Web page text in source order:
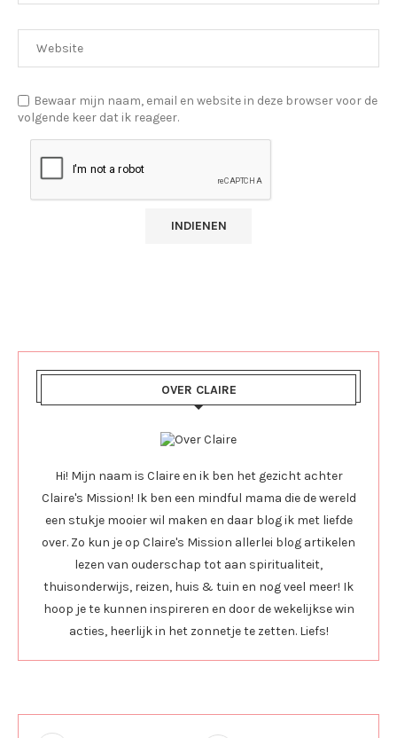
Bewaar mijn naam, email en website in deze browser voor de
volgende keer dat ik reageer.
OVER CLAIRE
Hi! Mijn naam is Claire en ik ben het gezicht achter
Claire's Mission! Ik ben een mindful mama die de wereld
een stukje mooier wil maken en daar blog ik met liefde
over. Zo kun je op Claire's Mission allerlei blog artikelen
lezen van ouderschap tot aan spiritualiteit,
thuisonderwijs, reizen, huis & tuin en nog veel meer! Ik
hoop je te kunnen inspireren en door de wekelijkse win
acties, heerlijk in het zonnetje te zetten. Liefs!